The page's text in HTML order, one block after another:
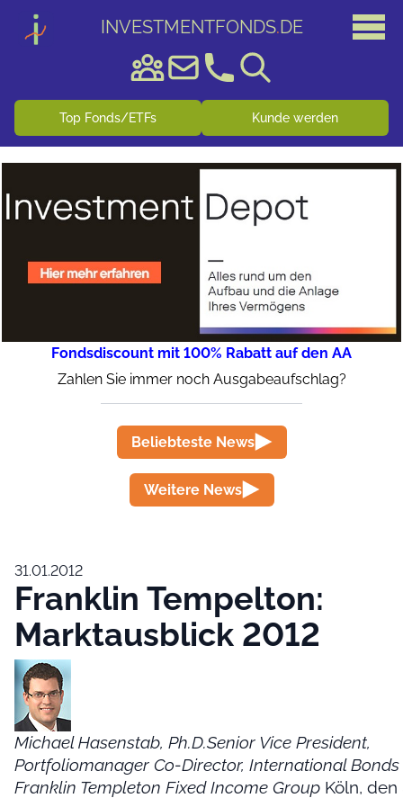
INVESTMENTFONDS.DE
Top Fonds/ETFs Kunde werden
Fondsdiscount mit 100% Rabatt auf den AA
Zahlen Sie immer noch Ausgabeaufschlag?
Beliebteste News
Weitere News
31.01.2012
Franklin Tempelton:
Marktausblick 2012
Michael Hasenstab, Ph.D.Senior Vice President,
Portfoliomanager Co-Director, International
Franklin Templeton Fixed Income Group Köln, den